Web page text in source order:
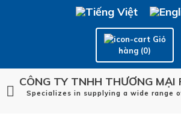
Giỏ
hàng (0)
CÔNG TY TNHH THƯƠNG MẠI
Specializes in supplying a wide range